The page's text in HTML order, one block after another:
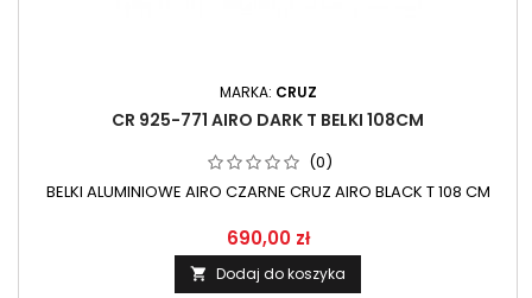
MARKA: CRUZ
CR 925-771 AIRO DARK T BELKI 108CM
(0)
BELKI ALUMINIOWE AIRO CZARNE CRUZ AIRO BLACK T 108 CM
690,00 zł
 Dodaj do koszyka